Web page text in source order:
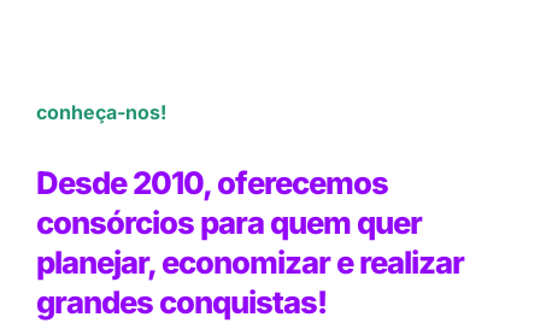
conheça-nos!
Desde 2010, oferecemos
consórcios para quem quer
planejar, economizar e realizar
grandes conquistas!